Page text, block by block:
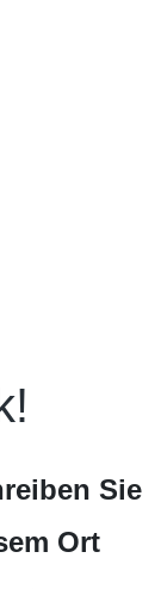
Sie
Ort